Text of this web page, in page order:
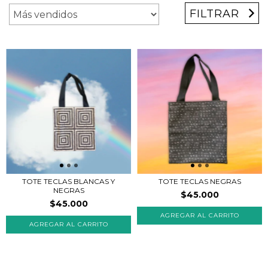
FILTRAR
TOTE TECLAS BLANCAS Y
NEGRAS
$45.000
TOTE TECLAS NEGRAS
$45.000